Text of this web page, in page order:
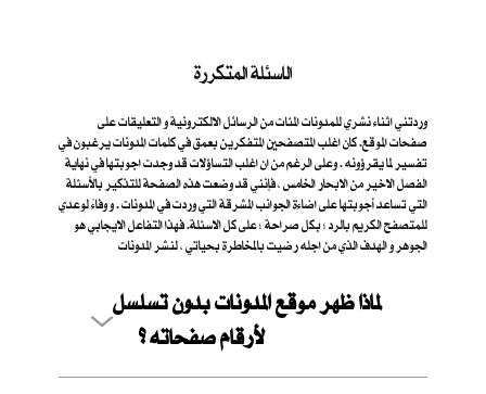
الاسئلة المتكررة
وردتني اثناء نشري للمدونات المئات من الرسائل الالكترونية و التعليقات على
صفحات الموقع. كان اغلب المتصفحين المتفكرين بعمق في كلمات المدونات يرغبون في
تفسير لما يقرؤونه . وعلى الرغم من ان اغلب التساؤلات قد وجدت اجوبتها في نهاية
الفصل الاخير من الابحار الخامس ، فإنني قد وضعت هذه الصفحة للتذكير بالأسئلة
التي تساعد أجوبتها على اضاءة الجوانب المشرقة التي وردت في المدونات . و وفاءً لوعدي
للمتصفح الكريم بالرد ؛ بكل صراحة ؛ على كل الاسئلة. فهذا التفاعل الايجابي هو
الجوهر و الهدف الذي من اجله رضيت بالمخاطرة بحياتي ، لنشر المدونات
لماذا ظهر موقع المدونات بدون تسلسل
لأرقام صفحاته ؟